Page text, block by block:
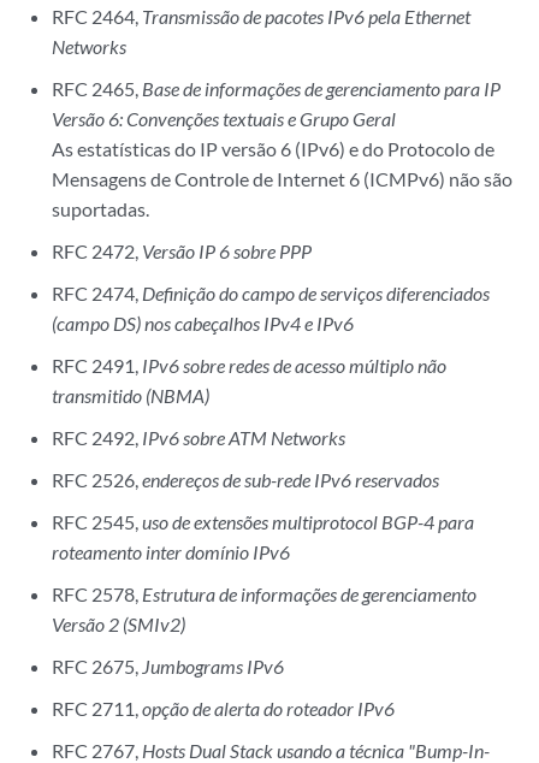
RFC 2464, Transmissão de pacotes IPv6 pela Ethernet
Networks
RFC 2465, Base de informações de gerenciamento para IP
Versão 6: Convenções textuais e Grupo Geral
As estatísticas do IP versão 6 (IPv6) e do Protocolo de
Mensagens de Controle de Internet 6 (ICMPv6) não são
suportadas.
RFC 2472, Versão IP 6 sobre PPP
RFC 2474, Definição do campo de serviços diferenciados
(campo DS) nos cabeçalhos IPv4 e IPv6
RFC 2491, IPv6 sobre redes de acesso múltiplo não
transmitido (NBMA)
RFC 2492, IPv6 sobre ATM Networks
RFC 2526,endereços de sub-rede IPv6 reservados
RFC 2545,uso de extensões multiprotocol BGP-4 para
roteamento inter domínio IPv6
RFC 2578, Estrutura de informações de gerenciamento
Versão 2 (SMIv2)
RFC 2675, Jumbograms IPv6
RFC 2711,opção de alerta do roteador IPv6
RFC 2767, Hosts Dual Stack usando a técnica "Bump-In-